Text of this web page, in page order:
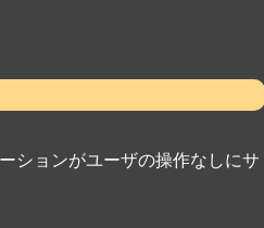
ションがユーザの操作なしにサ